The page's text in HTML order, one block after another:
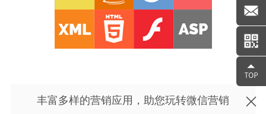
丰富多样的营销应用，助您玩转微信营销